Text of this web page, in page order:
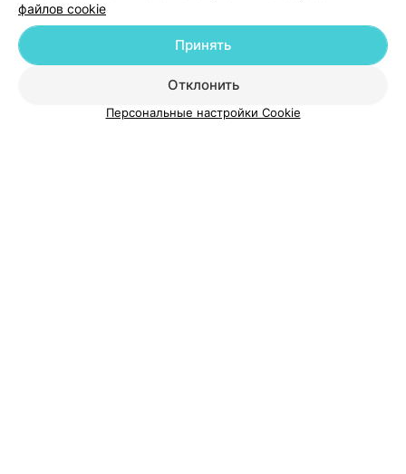
Добавить компанию
файлов cookie
Отклонить
Принять
Персональные настройки Cookie